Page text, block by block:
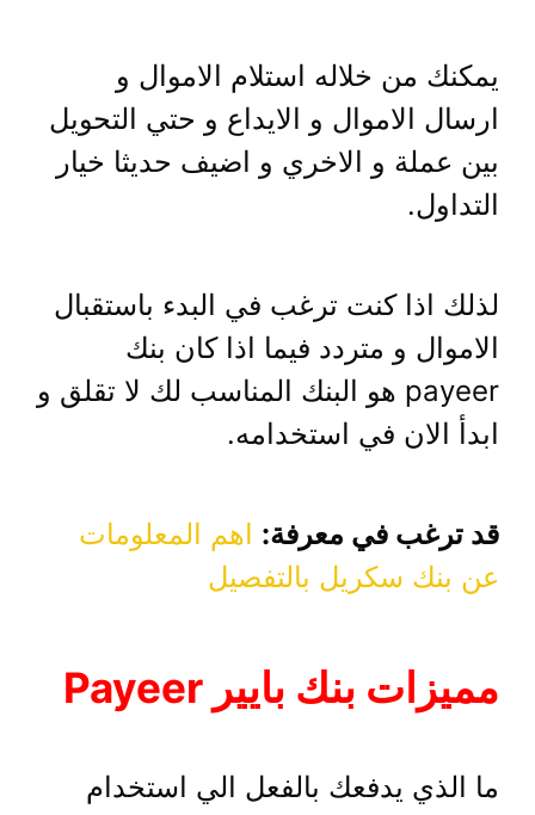
يمكنك من خلاله استلام الاموال و
ارسال الاموال و الايداع و حتي التحويل
بين عملة و الاخري و اضيف حديثا خيار
التداول.
لذلك اذا كنت ترغب في البدء باستقبال
الاموال و متردد فيما اذا كان بنك
payeer هو البنك المناسب لك لا تقلق و
ابدأ الان في استخدامه.
قد ترغب في معرفة: اهم المعلومات
عن بنك سكريل بالتفصيل
مميزات بنك بايير Payeer
ما الذي يدفعك بالفعل الي استخدام